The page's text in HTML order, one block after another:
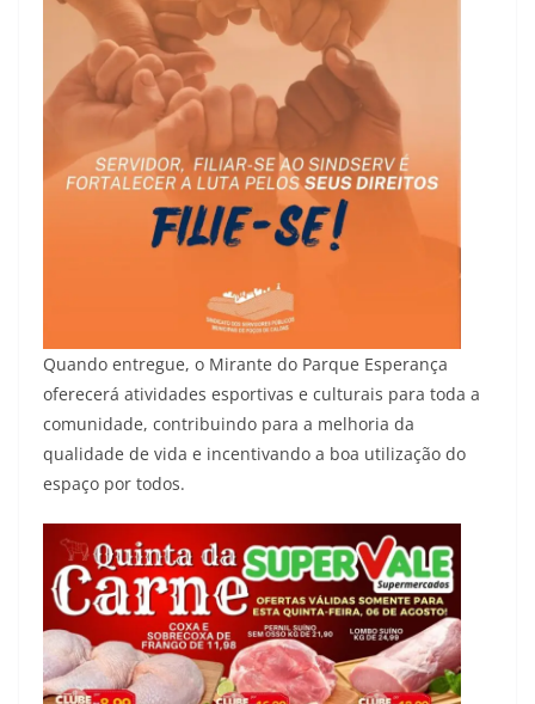
Quando entregue, o Mirante do Parque Esperança
oferecerá atividades esportivas e culturais para toda a
comunidade, contribuindo para a melhoria da
qualidade de vida e incentivando a boa utilização do
espaço por todos.